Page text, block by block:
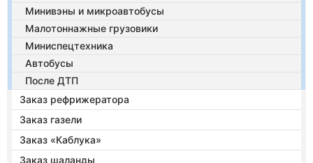
Минивэны и микроавтобусы
Малотоннажные грузовики
Миниспецтехника
Автобусы
После ДТП
Заказ рефрижератора
Заказ газели
Заказ «Каблука»
Заказ шаланды